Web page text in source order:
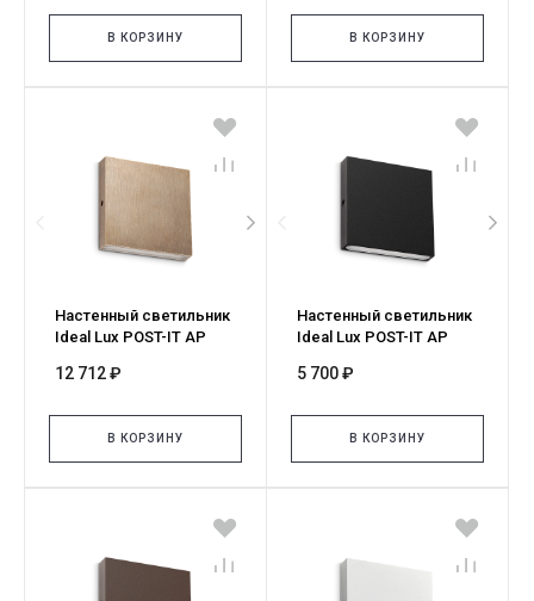
В КОРЗИНУ В КОРЗИНУ
Настенный светильник
Ideal Lux POST-IT AP
12 712 ₽
В КОРЗИНУ
Настенный светильник
Ideal Lux POST-IT AP
5 700 ₽
В КОРЗИНУ